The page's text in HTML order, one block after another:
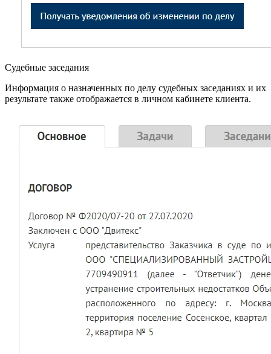
Судебные заседания
Информация о назначенных по делу судебных заседаниях и их
результате также отображается в личном кабинете клиента.